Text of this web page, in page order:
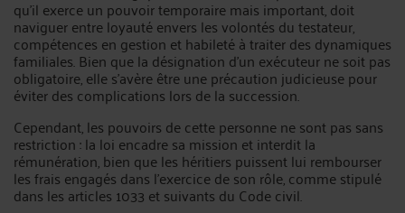
qu'il exerce un pouvoir temporaire mais important, doit
naviguer entre loyauté envers les volontés du testateur,
compétences en gestion et habileté à traiter des dynamiques
familiales. Bien que la désignation d'un exécuteur ne soit pas
obligatoire, elle s'avère être une précaution judicieuse pour
éviter des complications lors de la succession.
Cependant, les pouvoirs de cette personne ne sont pas sans
restriction : la loi encadre sa mission et interdit la
rémunération, bien que les héritiers puissent lui rembourser
les frais engagés dans l'exercice de son rôle, comme stipulé
dans les articles 1033 et suivants du Code civil.